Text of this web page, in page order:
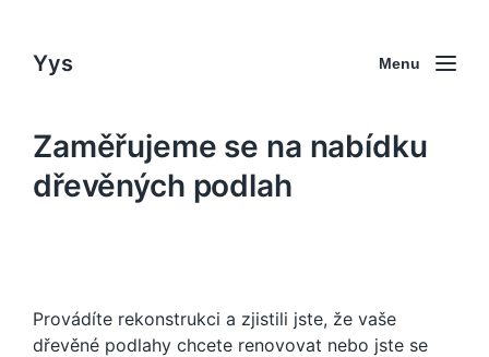
Yys Menu
Zaměřujeme se na nabídku
dřevěných podlah
Provádíte rekonstrukci a zjistili jste, že vaše
dřevěné podlahy chcete renovovat nebo jste se